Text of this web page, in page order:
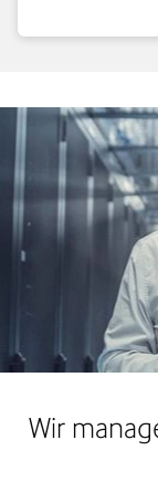
Wir